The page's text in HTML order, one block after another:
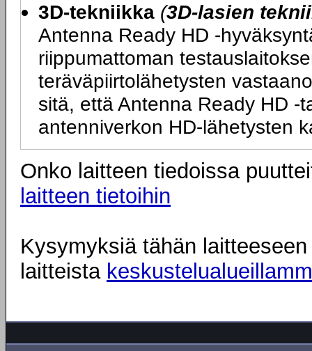
3D-tekniikka (3D-lasien
Antenna Ready HD -
riippumattoman
teräväpiirtolähetysten
sitä, että Antenna Ready HD -
antenniverkon HD-lähetysten
Onko laitteen tiedoissa
laitteen tietoihin
Kysymyksiä tähän
laitteista